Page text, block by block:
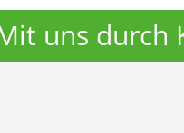
uns durch